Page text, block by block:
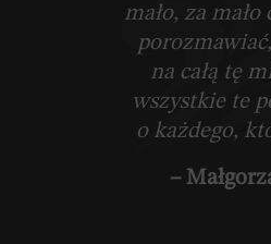
mało, za
na całą tę
wszystkie te
o każdego,
–